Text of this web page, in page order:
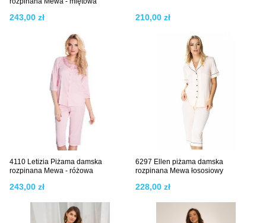
243,00 zł 210,00 zł
4110 Letizia Piżama damska
rozpinana Mewa - różowa
243,00 zł
6297 Ellen piżama damska
rozpinana Mewa łososiowy
228,00 zł